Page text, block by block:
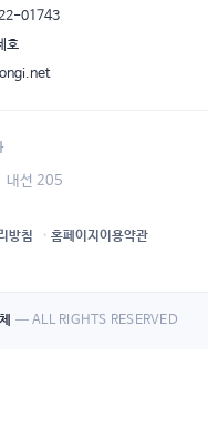
01743
호
내선 205
방침 홈페이지이용약관
— ALL RIGHTS RESERVED